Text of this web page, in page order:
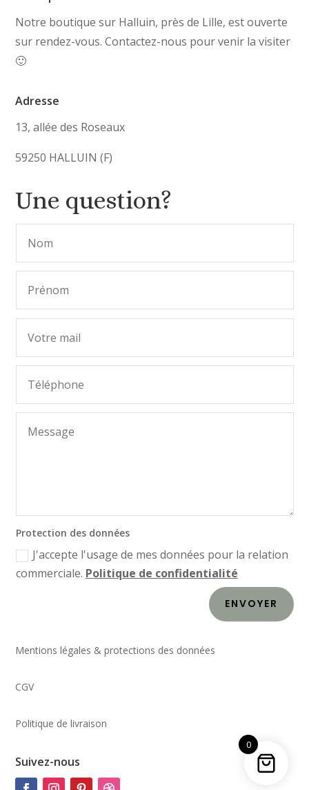
Notre boutique sur Halluin, près de Lille, est ouverte
sur rendez-vous. Contactez-nous pour venir la visiter
🙂
Adresse
13, allée des Roseaux
59250 HALLUIN (F)
Une question?
Protection des données
J'accepte l'usage de mes données pour la relation
commerciale. Politique de confidentialité
ENVOYER
Mentions légales & protections des données
CGV
Politique de livraison
Suivez-nous
0